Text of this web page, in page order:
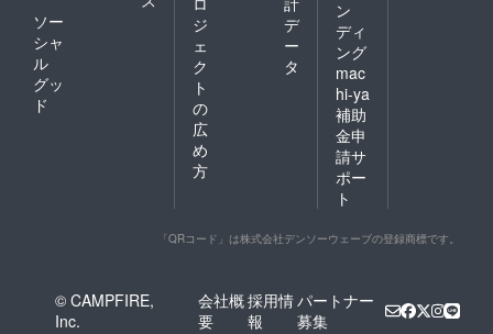
ソー
シャ
ル
グッ
ド
ジ
ェ
ク
ト
の
広
め
方
デ
ー
タ
ン
ディ
ング
mac
hi-ya
補助
金申
請サ
ポー
ト
「QRコード」は株式会社デンソーウェーブの登録商標です。
© CAMPFIRE,
Inc.
会社概
要
採用情
報
パートナー
募集